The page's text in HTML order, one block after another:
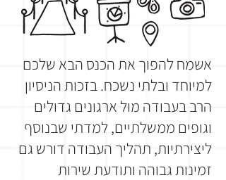
אשמח להפוך את הכנס הבא שלכם
למיוחד ובלתי נשכח. בזכות הניסיון
הרב בעבודה מול ארגונים גדולים
וגופים ממשלתיים, למדתי שבנוסף
ליצירתיות, תהליך העבודה דורש גם
זמינות גבוהה ותודעת שירות